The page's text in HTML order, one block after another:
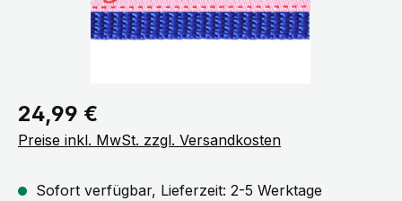
Regulärer Preis:
24,99 €
Preise inkl. MwSt. zzgl. Versandkosten
Sofort verfügbar, Lieferzeit: 2-5 Werktage